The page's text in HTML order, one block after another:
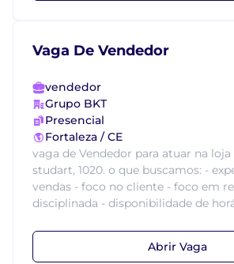
Vaga De Vendedor
vendedor
Grupo BKT
Presencial
Fortaleza / CE
vaga de Vendedor para atuar na loja
studart, 1020. o que buscamos: -
vendas - foco no cliente - foco em
disciplinada - disponibilidade de
Abrir Vaga